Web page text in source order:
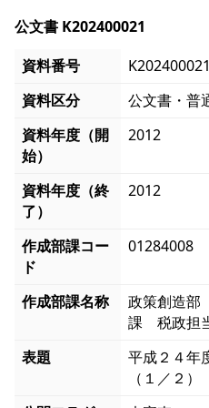
公文書 K202400021
資料番号
K202400021
資料区分
公文書・普
資料年度（開
始）
2012
資料年度（終
了）
2012
作成部課コー
ド
01284008
作成部課名称
政策創造
課 税政担
表題
平成２４
（１／２）